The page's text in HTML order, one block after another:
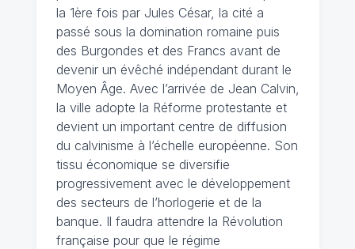
la 1ère fois par Jules César, la cité a
passé sous la domination romaine puis
des Burgondes et des Francs avant de
devenir un évêché indépendant durant le
Moyen Âge. Avec l’arrivée de Jean Calvin,
la ville adopte la Réforme protestante et
devient un important centre de diffusion
du calvinisme à l’échelle européenne. Son
tissu économique se diversifie
progressivement avec le développement
des secteurs de l’horlogerie et de la
banque. Il faudra attendre la Révolution
française pour que le régime